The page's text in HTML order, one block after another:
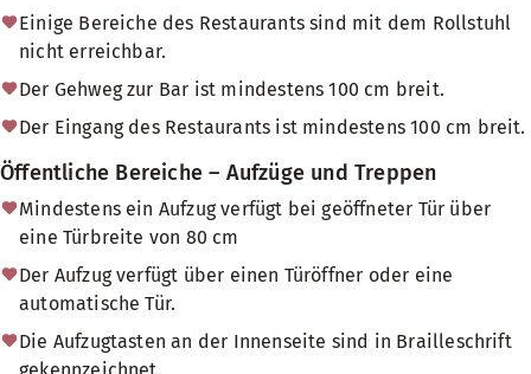
Einige Bereiche des Restaurants sind mit dem Rollstuhl
nicht erreichbar.
Der Gehweg zur Bar ist mindestens 100 cm breit.
Der Eingang des Restaurants ist mindestens 100 cm breit.
Öffentliche Bereiche – Aufzüge und Treppen
Mindestens ein Aufzug verfügt bei geöffneter Tür über
eine Türbreite von 80 cm
Der Aufzug verfügt über einen Türöffner oder eine
automatische Tür.
Die Aufzugtasten an der Innenseite sind in Brailleschrift